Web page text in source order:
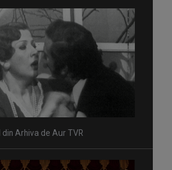
din Arhiva de Aur TVR